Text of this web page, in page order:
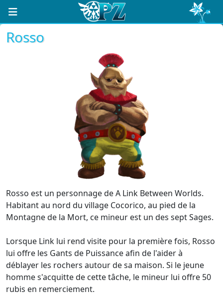
Rosso
Rosso est un personnage de A Link Between Worlds.
Habitant au nord du village Cocorico, au pied de la
Montagne de la Mort, ce mineur est un des sept Sages.
Lorsque Link lui rend visite pour la première fois, Rosso
lui offre les Gants de Puissance afin de l'aider à
déblayer les rochers autour de sa maison. Si le jeune
homme s'acquitte de cette tâche, le mineur lui offre 50
rubis en remerciement.